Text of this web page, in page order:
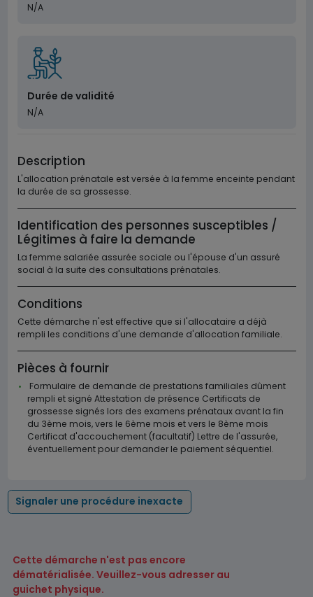
N/A
Durée de validité
N/A
Description
L'allocation prénatale est versée à la femme enceinte pendant
la durée de sa grossesse.
Identification des personnes susceptibles /
Légitimes à faire la demande
La femme salariée assurée sociale ou l'épouse d'un assuré
social à la suite des consultations prénatales.
Conditions
Cette démarche n'est effective que si l'allocataire a déjà
rempli les conditions d'une demande d'allocation familiale.
Pièces à fournir
Formulaire de demande de prestations familiales dûment
rempli et signé Attestation de présence Certificats de
grossesse signés lors des examens prénataux avant la fin
du 3ème mois, vers le 6ème mois et vers le 8ème mois
Certificat d'accouchement (facultatif) Lettre de l'assurée,
éventuellement pour demander le paiement séquentiel.
Signaler une procédure inexacte
Cette démarche n'est pas encore
dématérialisée. Veuillez-vous adresser au
guichet physique.